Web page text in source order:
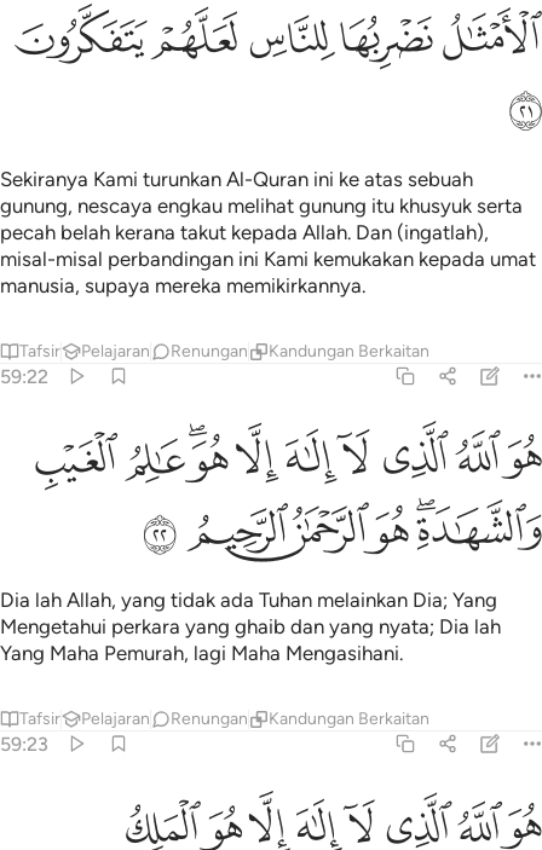
ﲇﲈﲉﲊﲋ
ﲌ
Sekiranya Kami turunkan Al-Quran ini ke atas sebuah
gunung, nescaya engkau melihat gunung itu khusyuk serta
pecah belah kerana takut kepada Allah. Dan (ingatlah),
misal-misal perbandingan ini Kami kemukakan kepada umat
manusia, supaya mereka memikirkannya.
Tafsir Pelajaran Renungan Kandungan Berkaitan
59:22
هو الله الذي لا الاه الا هو عالم الغيب والشهادة هو الرحمان الرحيم ٢٢
هُوَ ٱللَّهُ ٱلَّذِى لَآ إِلَـٰهَ إِلَّا هُوَ ۖ عَـٰلِمُ ٱلْغَيْبِ وَٱلشَّهَـٰدَةِ ۖ هُوَ
ﲍﲎﲏ ﲐﲑﲒﲓﲔﲕﲖ
ﲗﲘﲙﲚﲛﲜ
Dia lah Allah, yang tidak ada Tuhan melainkan Dia; Yang
Mengetahui perkara yang ghaib dan yang nyata; Dia lah
Yang Maha Pemurah, lagi Maha Mengasihani.
Tafsir Pelajaran Renungan Kandungan Berkaitan
59:23
هو الله الذي لا الاه الا هو الملك القدوس السلام المومن المهيمن
هُوَ ٱللَّهُ ٱلَّذِى لَآ إِلَـٰهَ إِلَّا هُوَ ٱلْمَلِكُ ٱلْقُدُّوسُ ٱلسَّلَـٰمُ ٱلْمُؤْمِنُ
ﲝﲞﲟﲠﲡﲢﲣﲤ